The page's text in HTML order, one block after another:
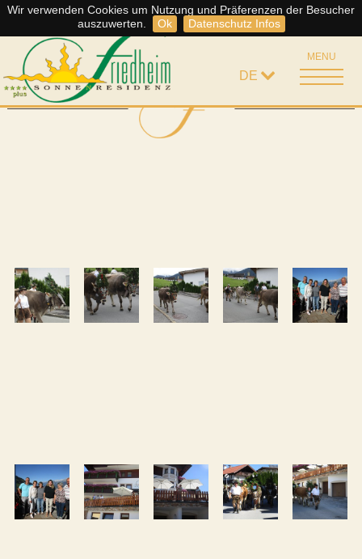
Wir verwenden Cookies um Nutzung und Präferenzen der Besucher
auszuwerten.
Ok Datenschutz Infos
Storno Regelung
DE
MENU